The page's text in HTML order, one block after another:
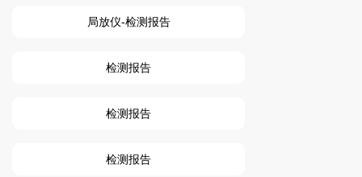
局放仪-检测报告
检测报告
检测报告
检测报告